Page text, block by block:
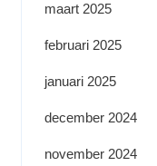
maart 2025
februari 2025
januari 2025
december 2024
november 2024